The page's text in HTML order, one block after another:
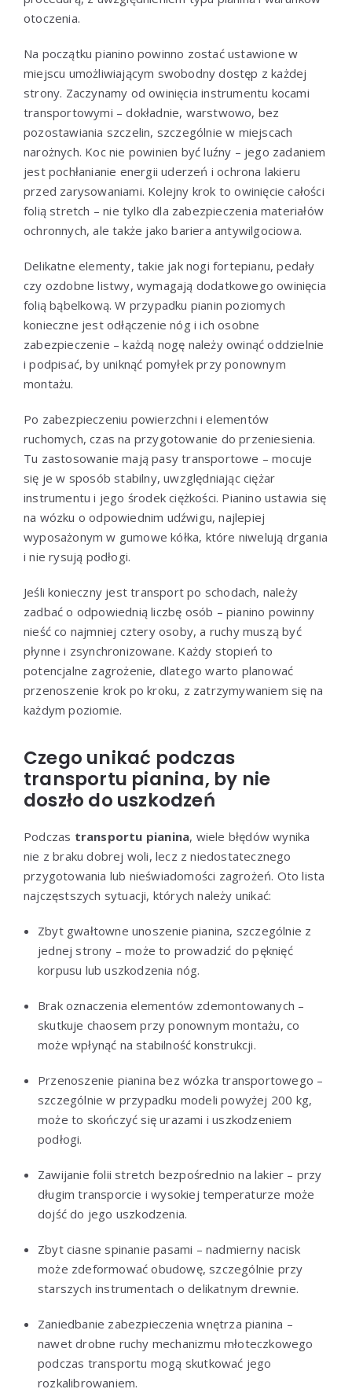
otoczenia.
Na początku pianino powinno zostać ustawione w
miejscu umożliwiającym swobodny dostęp z każdej
strony. Zaczynamy od owinięcia instrumentu kocami
transportowymi – dokładnie, warstwowo, bez
pozostawiania szczelin, szczególnie w miejscach
narożnych. Koc nie powinien być luźny – jego zadaniem
jest pochłanianie energii uderzeń i ochrona lakieru
przed zarysowaniami. Kolejny krok to owinięcie całości
folią stretch – nie tylko dla zabezpieczenia materiałów
ochronnych, ale także jako bariera antywilgociowa.
Delikatne elementy, takie jak nogi fortepianu, pedały
czy ozdobne listwy, wymagają dodatkowego owinięcia
folią bąbelkową. W przypadku pianin poziomych
konieczne jest odłączenie nóg i ich osobne
zabezpieczenie – każdą nogę należy owinąć oddzielnie
i podpisać, by uniknąć pomyłek przy ponownym
montażu.
Po zabezpieczeniu powierzchni i elementów
ruchomych, czas na przygotowanie do przeniesienia.
Tu zastosowanie mają pasy transportowe – mocuje
się je w sposób stabilny, uwzględniając ciężar
instrumentu i jego środek ciężkości. Pianino ustawia się
na wózku o odpowiednim udźwigu, najlepiej
wyposażonym w gumowe kółka, które niwelują drgania
i nie rysują podłogi.
Jeśli konieczny jest transport po schodach, należy
zadbać o odpowiednią liczbę osób – pianino powinny
nieść co najmniej cztery osoby, a ruchy muszą być
płynne i zsynchronizowane. Każdy stopień to
potencjalne zagrożenie, dlatego warto planować
przenoszenie krok po kroku, z zatrzymywaniem się na
każdym poziomie.
Czego unikać podczas
transportu pianina, by nie
doszło do uszkodzeń
Podczas transportu pianina, wiele błędów wynika
nie z braku dobrej woli, lecz z niedostatecznego
przygotowania lub nieświadomości zagrożeń. Oto lista
najczęstszych sytuacji, których należy unikać:
Zbyt gwałtowne unoszenie pianina, szczególnie z
jednej strony – może to prowadzić do pęknięć
korpusu lub uszkodzenia nóg.
Brak oznaczenia elementów zdemontowanych –
skutkuje chaosem przy ponownym montażu, co
może wpłynąć na stabilność konstrukcji.
Przenoszenie pianina bez wózka transportowego –
szczególnie w przypadku modeli powyżej 200 kg,
może to skończyć się urazami i uszkodzeniem
podłogi.
Zawijanie folii stretch bezpośrednio na lakier – przy
długim transporcie i wysokiej temperaturze może
dojść do jego uszkodzenia.
Zbyt ciasne spinanie pasami – nadmierny nacisk
może zdeformować obudowę, szczególnie przy
starszych instrumentach o delikatnym drewnie.
Zaniedbanie zabezpieczenia wnętrza pianina –
nawet drobne ruchy mechanizmu młoteczkowego
podczas transportu mogą skutkować jego
rozkalibrowaniem.